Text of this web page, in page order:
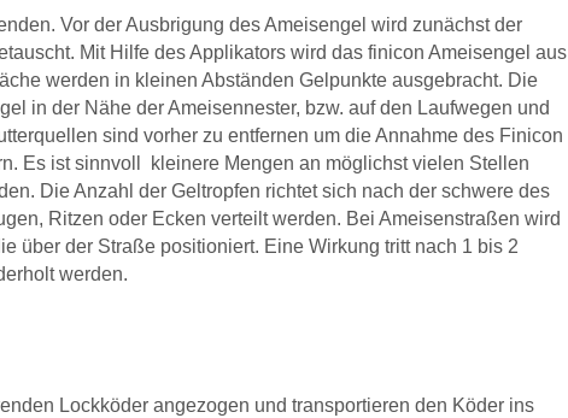
Vor der Ausbrigung des Ameisengel wird zunächst der
Mit Hilfe des Applikators wird das finicon Ameisengel aus
werden in kleinen Abständen Gelpunkte ausgebracht. Die
in der Nähe der Ameisennester, bzw. auf den Laufwegen und
sind vorher zu entfernen um die Annahme des Finicon
Es ist sinnvoll kleinere Mengen an möglichst vielen Stellen
Die Anzahl der Geltropfen richtet sich nach der schwere des
Ritzen oder Ecken verteilt werden. Bei Ameisenstraßen wird
über der Straße positioniert. Eine Wirkung tritt nach 1 bis 2
werden.
Lockköder angezogen und transportieren den Köder ins